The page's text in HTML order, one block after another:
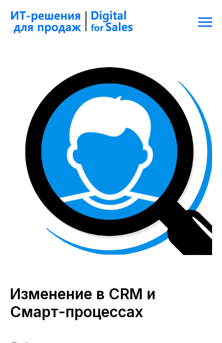
Изменение в CRM и
Смарт-процессах